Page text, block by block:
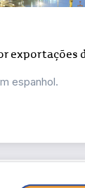
exportações
espanhol.